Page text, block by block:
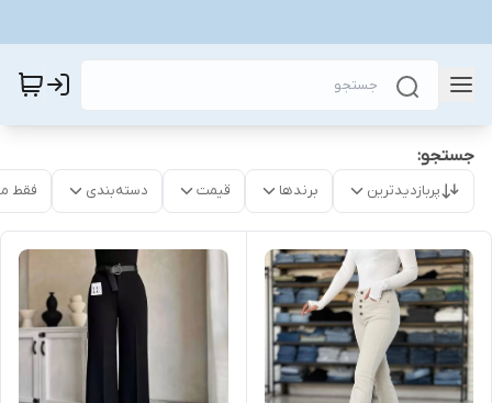
جستجو:
پربازدیدترین برندها قیمت دسته‌بندی فقط